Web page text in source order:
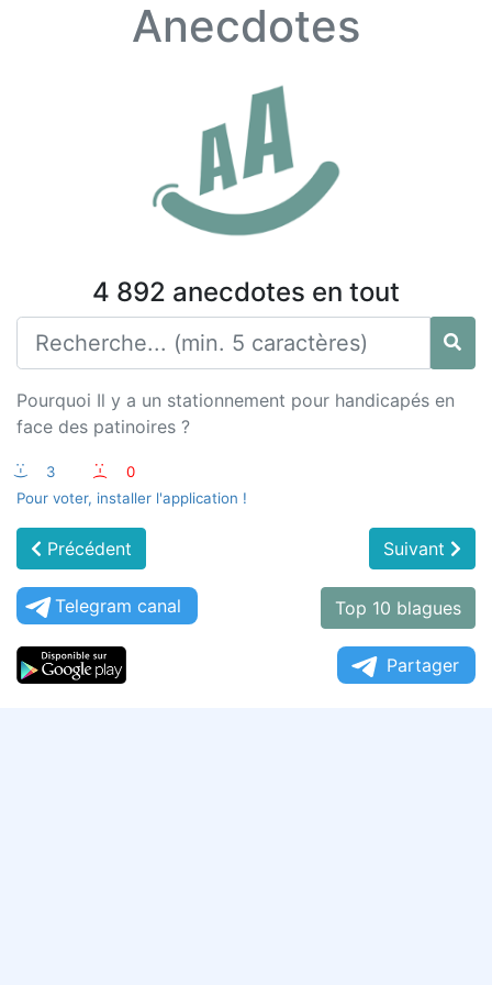
Anecdotes
4 892 anecdotes en tout
Pourquoi Il y a un stationnement pour handicapés en
face des patinoires ?
:-) 3 :-(
0
Pour voter, installer l'application !
Précédent Suivant
Telegram canal Top 10 blagues
Partager